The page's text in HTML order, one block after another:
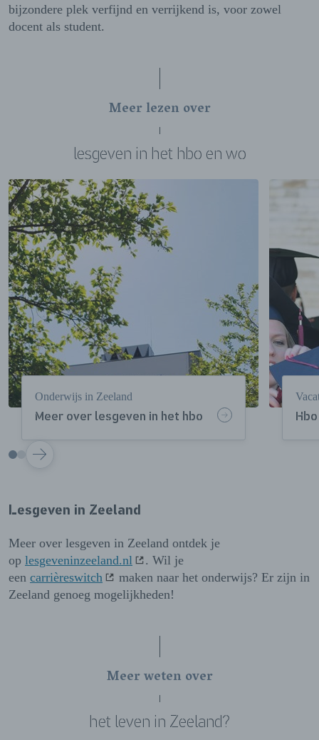
bijzondere plek verfijnd en verrijkend is, voor zowel
docent als student.
Meer lezen over
lesgeven in het hbo en wo
Meer over lesgeven in het hbo
Onderwijs in Zeeland
VOLGENDE
Lesgeven in Zeeland
Meer over lesgeven in Zeeland ontdek je
op lesgeveninzeeland.nl
. Wil je
een carrièreswitch
maken naar het onderwijs? Er zijn in
Zeeland genoeg mogelijkheden!
Meer weten over
het leven in Zeeland?